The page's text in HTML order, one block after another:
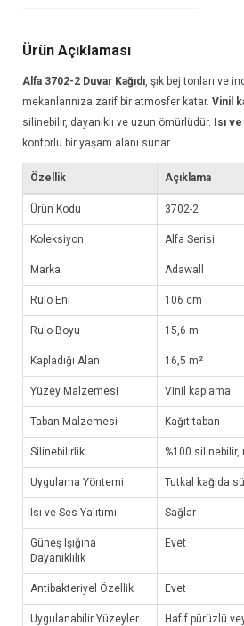
Ürün Açıklaması
Alfa 3702-2 Duvar Kağıdı , şık bej tonları ve
mekanlarınıza zarif bir atmosfer katar. Vinil
silinebilir, dayanıklı ve uzun ömürlüdür. Isı ve
konforlu bir yaşam alanı sunar.
Özellik Açıklama
Ürün Kodu 3702-2
Koleksiyon Alfa Serisi
Marka Adawall
Rulo Eni 106 cm
Rulo Boyu 15,6 m
Kapladığı Alan 16,5 m²
Yüzey Malzemesi Vinil kaplama
Taban Malzemesi Kağıt taban
Silinebilirlik %100
Uygulama Yöntemi Tutkal kağıda
Isı ve Ses Yalıtımı Sağlar
Güneş Işığına
Dayanıklılık
Evet
Antibakteriyel Özellik Evet
Uygulanabilir Yüzeyler
Hafif pürüzlü